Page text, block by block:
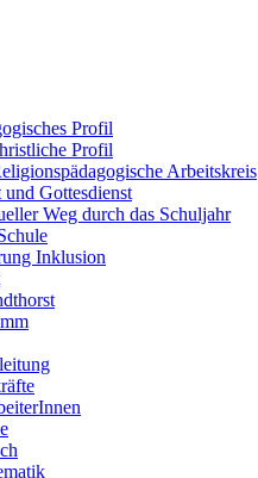
Profil
Profil
Arbeitskreis
und Gottesdienst
Weg durch das Schuljahr
Inklusion